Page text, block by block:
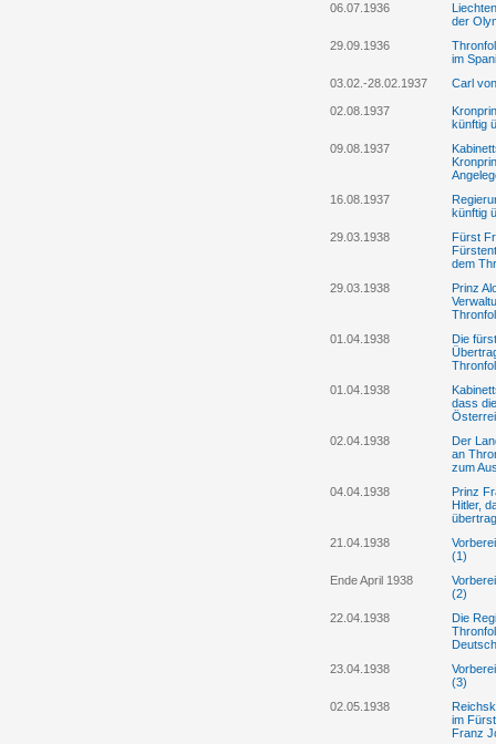
06.07.1936
der
29.09.1936
im
03.02.-28.02.1937
Carl
02.08.1937
künftig
09.08.1937
16.08.1937
künftig
29.03.1938
Fürst
dem
29.03.1938
Prinz
01.04.1938
Die
01.04.1938
dass
02.04.1938
Der
an
zum
04.04.1938
Prinz
Hitler,
21.04.1938
(1)
Ende April 1938
(2)
22.04.1938
Die
23.04.1938
(3)
02.05.1938
im
Franz